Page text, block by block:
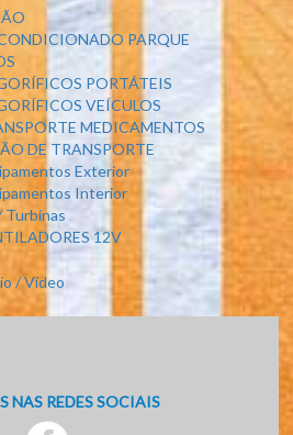
PARQUE
PORTÁTEIS
VEÍCULOS
MEDICAMENTOS
DE TRANSPORTE
Exterior
Interior
Turbinas
12V
/ Vídeo
NAS REDES SOCIAIS